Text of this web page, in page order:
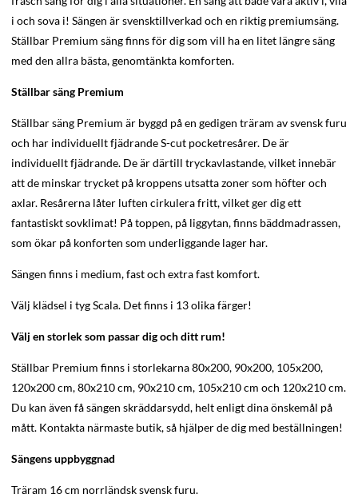
i och sova i! Sängen är svensktillverkad och en riktig premiumsäng.
Ställbar Premium säng finns för dig som vill ha en litet längre säng
med den allra bästa, genomtänkta komforten.
Ställbar säng Premium
Ställbar säng Premium är byggd på en gedigen träram av svensk furu
och har individuellt fjädrande S-cut pocketresårer. De är
individuellt fjädrande. De är därtill tryckavlastande, vilket innebär
att de minskar trycket på kroppens utsatta zoner som höfter och
axlar. Resårerna låter luften cirkulera fritt, vilket ger dig ett
fantastiskt sovklimat! På toppen, på liggytan, finns bäddmadrassen,
som ökar på konforten som underliggande lager har.
Sängen finns i medium, fast och extra fast komfort.
Välj klädsel i tyg Scala. Det finns i 13 olika färger!
Välj en storlek som passar dig och ditt rum!
Ställbar Premium finns i storlekarna 80x200, 90x200, 105x200,
120x200 cm, 80x210 cm, 90x210 cm, 105x210 cm och 120x210 cm.
Du kan även få sängen skräddarsydd, helt enligt dina önskemål på
mått. Kontakta närmaste butik, så hjälper de dig med beställningen!
Sängens uppbyggnad
Träram 16 cm norrländsk svensk furu.